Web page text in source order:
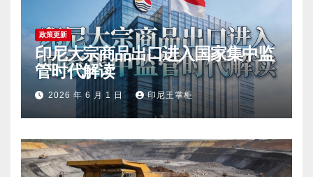
政策更新
印尼大宗商品出口进入国家集中监
管时代解读
2026 年 6 月 1 日 印尼王掌柜